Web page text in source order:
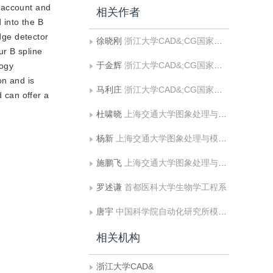
and
into the B
detector
B spline
and is
can offer a
相关作者
徐晓刚 浙江大学CAD&;CG国家重点实验室
于金辉 浙江大学CAD&;CG国家重点实验室
马利庄 浙江大学CAD&;CG国家重点实验室
杜啸晓 上海交通大学图象处理与模式识别研究所
杨新 上海交通大学图象处理与模式识别研究所
施鹏飞 上海交通大学图象处理与模式识别研究所
罗述谦 首都医科大学生物学工程系
唐宇 中国科学院自动化研究所模式识别国家重点实验室
相关机构
浙江大学CAD&